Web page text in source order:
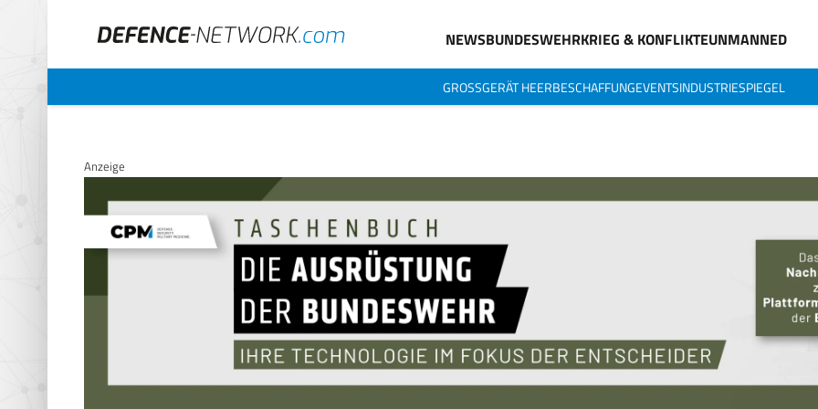
NEWSBUNDESWEHRKRIEG & KONFLIKTEUNMANNED
GROSSGERÄT HEERBESCHAFFUNGEVENTSINDUSTRIESPIEGEL
Anzeige